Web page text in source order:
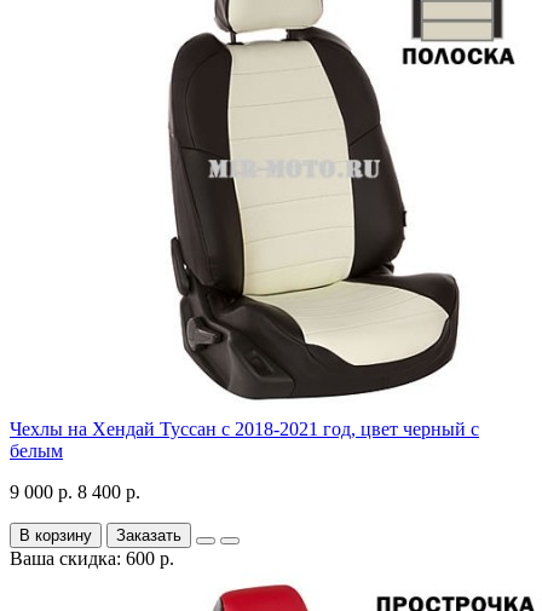
Чехлы на Хендай Туссан с 2018-2021 год, цвет черный с
белым
9 000 р. 8 400 р.
В корзину Заказать
Ваша скидка: 600 р.